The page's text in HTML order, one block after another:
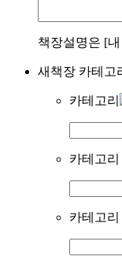
책장설명은 [
새책장 카테고
카테고리
카테고리
카테고리